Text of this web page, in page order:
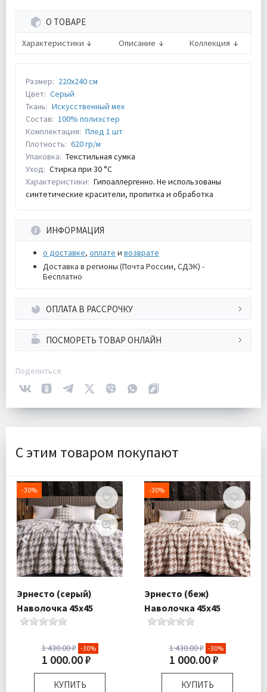
О ТОВАРЕ
Характеристики Описание Коллекция
Размер: 220х240 см
Цвет: Серый
Ткань: Искусcтвенный мех
Состав: 100% полиэстер
Комплектация: Плед 1 шт
Плотность: 620 гр/м
Упаковка: Текстильная сумка
Уход: Стирка при 30 °С
Характеристики: Гипоаллергенно. Не использованы
синтетические красители, пропитка и обработка
ИНФОРМАЦИЯ
о доставке, оплате и возврате
Доставка в регионы (Почта России, СДЭК) -
Бесплатно
ОПЛАТА В РАССРОЧКУ
ПОСМОРЕТЬ ТОВАР ОНЛАЙН
Поделиться:
С этим товаром покупают
-30%
Эрнесто (серый)
Наволочка 45х45
1 430.00 ₽ -30%
1 000.00 ₽
КУПИТЬ
-30%
Эрнесто (беж)
Наволочка 45х45
1 430.00 ₽ -30%
1 000.00 ₽
КУПИТЬ